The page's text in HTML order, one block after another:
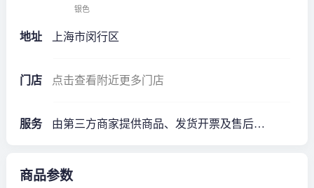
银色
地址 上海市闵行区
门店 点击查看附近更多门店
服务 由第三方商家提供商品、发货开票及售后服务·1年质保*
商品参数